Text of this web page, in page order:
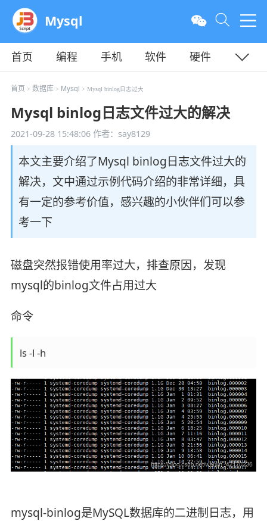
Mysql
首页 编程 手机 软件
硬件
教程
平面 服务器
首页 > 数据库> Mysql > Mysql binlog日志过大
Mysql binlog日志文件过大的解决
2021-09-28 15:48:06作者：say8129
本文主要介绍了Mysql binlog日志文件过大的
解决，文中通过示例代码介绍的非常详细，具
有一定的参考价值，感兴趣的小伙伴们可以参
考一下
磁盘突然报错使用率过大，排查原因，发现
mysql的binlog文件占用过大
命令
ls -l -h
mysql-binlog是MySQL数据库的二进制日志，用